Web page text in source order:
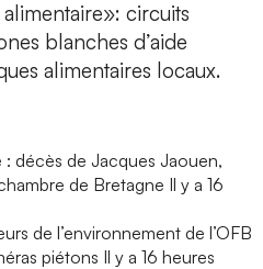
circuits
blanches d’aide
alimentaires locaux.
: décès de Jacques Jaouen,
de Bretagne Il y a 16
de l’environnement de l’OFB
piétons Il y a 16 heures